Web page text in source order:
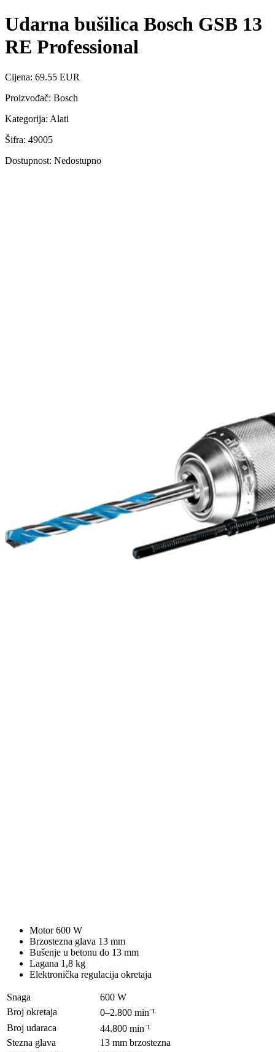
Udarna bušilica Bosch GSB 13
RE Professional
Cijena: 69.55 EUR
Proizvođač: Bosch
Kategorija: Alati
Šifra: 49005
Dostupnost: Nedostupno
Motor 600 W
Brzostezna glava 13 mm
Bušenje u betonu do 13 mm
Lagana 1,8 kg
Elektronička regulacija okretaja
Snaga
600 W
Broj okretaja
0–2.800 min⁻¹
Broj udaraca
44.800 min⁻¹
Stezna glava
13 mm brzostezna